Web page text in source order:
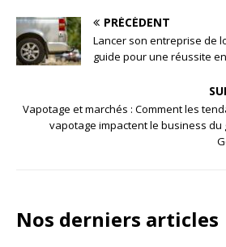
PRÉCÉDENT
Lancer son entreprise de
guide pour une réussite
Vapotage et marchés : Comment les
vapotage impactent le business du
Nos derniers articles